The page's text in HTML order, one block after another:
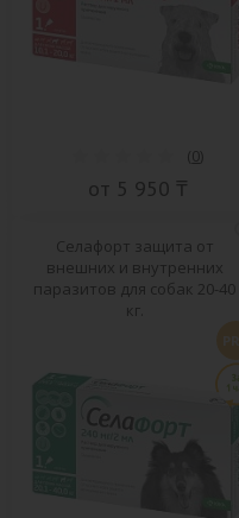
(0)
от 5 950 ₸
Селафорт защита от
внешних и внутренних
паразитов для собак 20-40
кг.